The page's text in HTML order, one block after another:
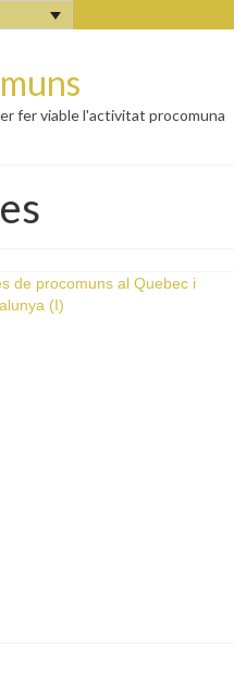
fer viable l'activitat procomuna